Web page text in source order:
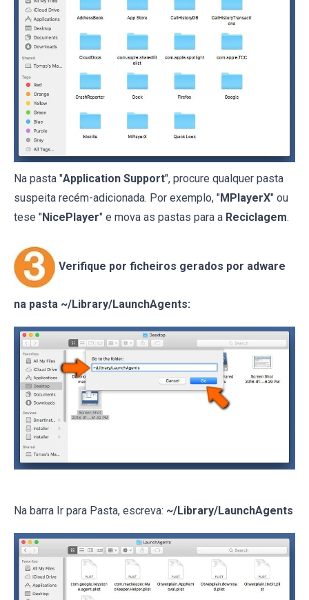
Na pasta "Application Support", procure qualquer pasta
suspeita recém-adicionada. Por exemplo, "MPlayerX" ou
tese "NicePlayer" e mova as pastas para a Reciclagem.
Verifique por ficheiros gerados por adware
na pasta ~/Library/LaunchAgents:
Na barra Ir para Pasta, escreva: ~/Library/LaunchAgents